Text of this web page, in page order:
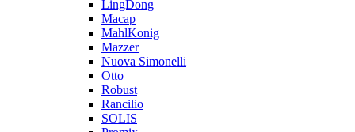
LingDong
Macap
MahlKonig
Mazzer
Nuova Simonelli
Otto
Robust
Rancilio
SOLIS